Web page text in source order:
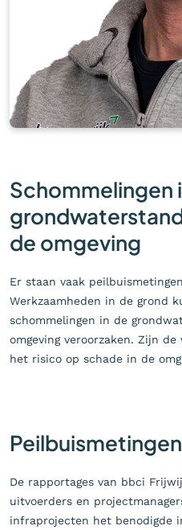
Schommelingen
de omgeving
Er staan vaak
Werkzaamheden in de grond
schommelingen in de
omgeving veroorzaken. Zijn
het risico op schade in de
Peilbuismetingen
De rapportages van bbci
uitvoerders en
infraprojecten het benodigde